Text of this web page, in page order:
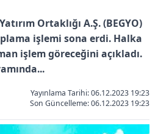
Ortaklığı A.Ş. (BEGYO)
işlemi sona erdi. Halka
işlem göreceğini açıkladı.
Yayınlama Tarihi: 06.12.2023 19:23
Son Güncelleme:06.12.2023 19:23